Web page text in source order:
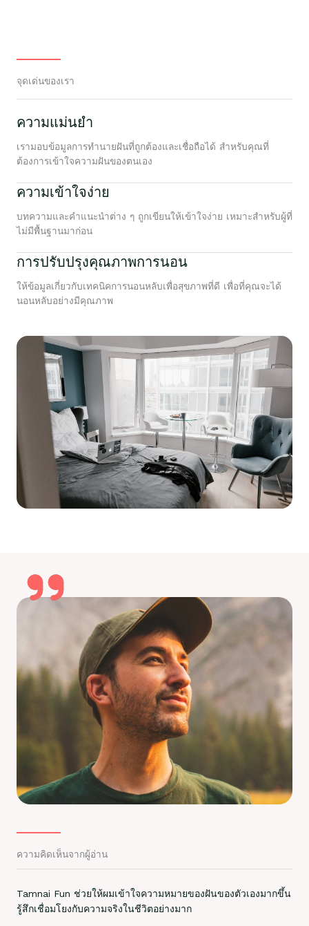
จุดเด่นของเรา
ความแม่นยำ
เรามอบข้อมูลการทำนายฝันที่ถูกต้องและเชื่อถือได้ สำหรับคุณที่
ต้องการเข้าใจความฝันของตนเอง
ความเข้าใจง่าย
บทความและคำแนะนำต่าง ๆ ถูกเขียนให้เข้าใจง่าย เหมาะสำหรับผู้ที่
ไม่มีพื้นฐานมาก่อน
การปรับปรุงคุณภาพการนอน
ให้ข้อมูลเกี่ยวกับเทคนิคการนอนหลับเพื่อสุขภาพที่ดี เพื่อที่คุณจะได้
นอนหลับอย่างมีคุณภาพ
ความคิดเห็นจากผู้อ่าน
Tamnai Fun ช่วยให้ผมเข้าใจความหมายของฝันของตัวเองมากขึ้น
รู้สึกเชื่อมโยงกับความจริงในชีวิตอย่างมาก